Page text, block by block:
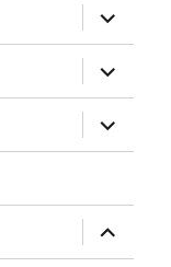
öffnen
öffnen
öffnen
öffnen